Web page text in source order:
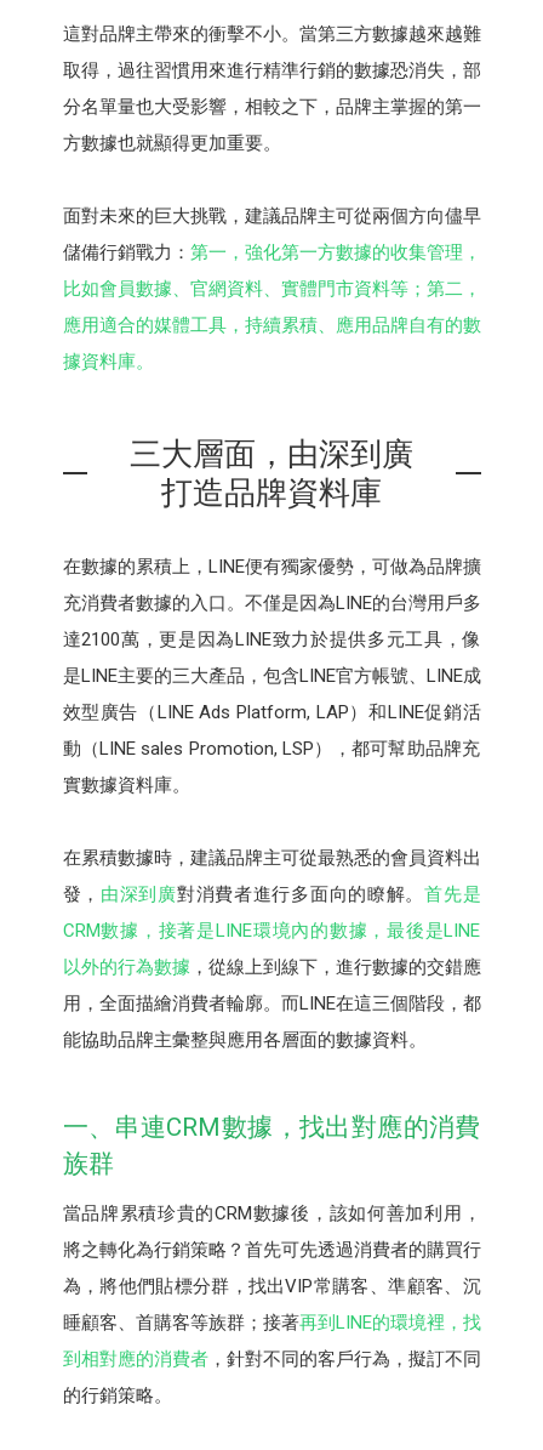
這對品牌主帶來的衝擊不小。當第三方數據越來越難
取得，過往習慣用來進行精準行銷的數據恐消失，部
分名單量也大受影響，相較之下，品牌主掌握的第一
方數據也就顯得更加重要。
面對未來的巨大挑戰，建議品牌主可從兩個方向儘早
儲備行銷戰力： 第一，強化第一方數據的收集管理，
比如會員數據、官網資料、實體門市資料等；第二，
應用適合的媒體工具，持續累積、應用品牌自有的數
據資料庫。
三大層面，由深到廣
打造品牌資料庫
在數據的累積上，LINE便有獨家優勢，可做為品牌擴
充消費者數據的入口。不僅是因為LINE的台灣用戶多
達2100萬，更是因為LINE致力於提供多元工具，像
是LINE主要的三大產品，包含LINE官方帳號、LINE成
效型廣告（LINE Ads Platform, LAP）和LINE促銷活
動（LINE sales Promotion, LSP），都可幫助品牌充
實數據資料庫。
在累積數據時，建議品牌主可從最熟悉的會員資料出
發， 由深到廣對消費者進行多面向的瞭解。首先是
CRM數據，接著是LINE環境內的數據，最後是LINE
以外的行為數據 ，從線上到線下，進行數據的交錯應
用，全面描繪消費者輪廓。而LINE在這三個階段，都
能協助品牌主彙整與應用各層面的數據資料。
一、串連CRM數據，找出對應的消費
族群
當品牌累積珍貴的CRM數據後，該如何善加利用，
將之轉化為行銷策略？首先可先透過消費者的購買行
為，將他們貼標分群，找出VIP常購客、準顧客、沉
睡顧客、首購客等族群；接著再到LINE的環境裡，找
到相對應的消費者，針對不同的客戶行為，擬訂不同
的行銷策略。